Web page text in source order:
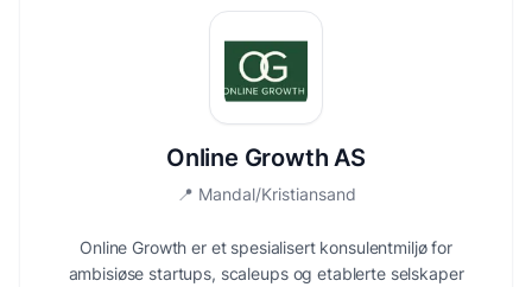
Online Growth AS
📍 Mandal/Kristiansand
Online Growth er et spesialisert konsulentmiljø for
ambisiøse startups, scaleups og etablerte selskaper